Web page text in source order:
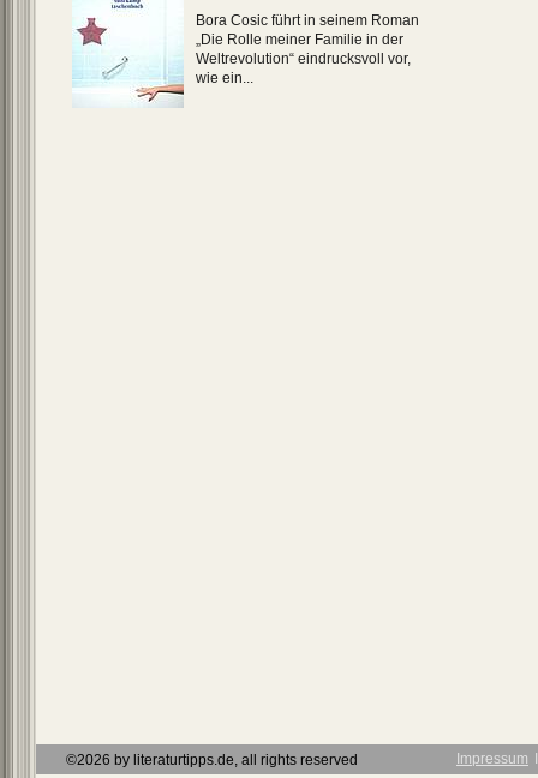
Bora Cosic führt in seinem Roman
„Die Rolle meiner Familie in der
Weltrevolution“ eindrucksvoll vor,
wie ein...
©2026 by literaturtipps.de, all rights reserved Impressum